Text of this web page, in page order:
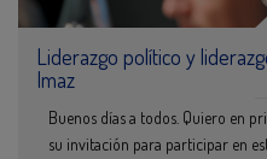
Liderazgo político y
Imaz
Buenos días a todos. Quiero en
su invitación para participar en